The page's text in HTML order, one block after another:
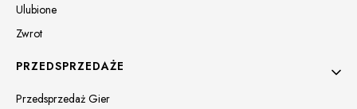
Ulubione
Zwrot
PRZEDSPRZEDAŻE
Przedsprzedaż Gier